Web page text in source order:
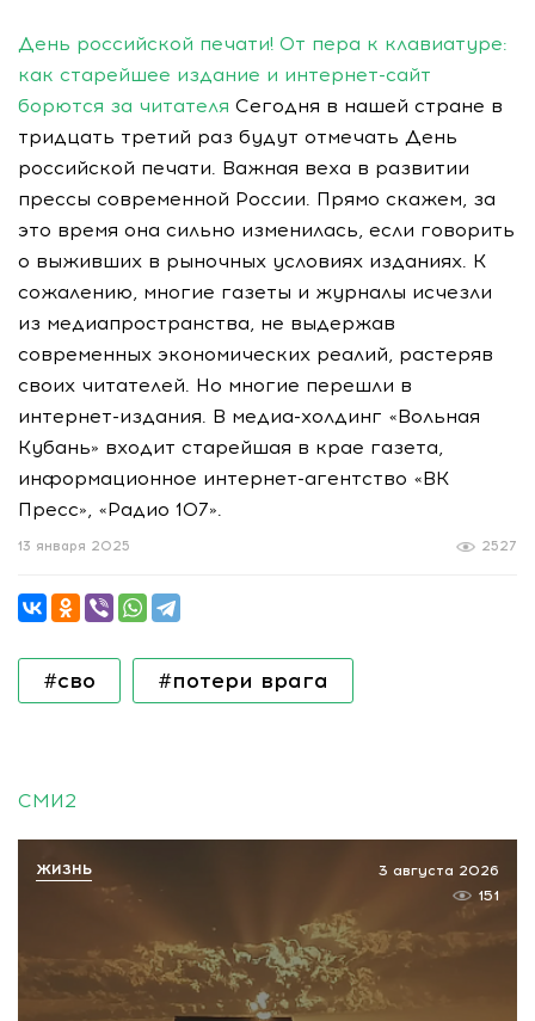
День российской печати! От пера к клавиатуре:
как старейшее издание и интернет-сайт
борются за читателя Сегодня в нашей стране в
тридцать третий раз будут отмечать День
российской печати. Важная веха в развитии
прессы современной России. Прямо скажем, за
это время она сильно изменилась, если говорить
о выживших в рыночных условиях изданиях. К
сожалению, многие газеты и журналы исчезли
из медиапространства, не выдержав
современных экономических реалий, растеряв
своих читателей. Но многие перешли в
интернет-издания. В медиа-холдинг «Вольная
Кубань» входит старейшая в крае газета,
информационное интернет-агентство «ВК
Пресс», «Радио 107».
2527
13 января 2025
#сво #потери врага
СМИ2
3 августа 2026
151
ЖИЗНЬ